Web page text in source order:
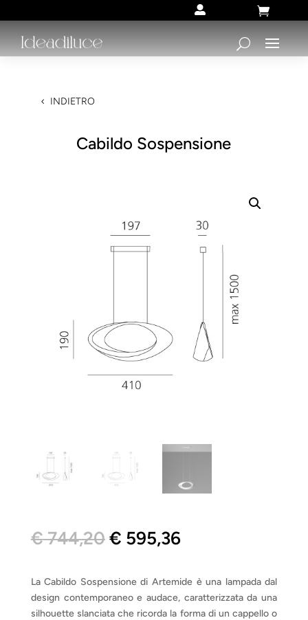
 
INDIETRO
Cabildo Sospensione
€744,20Il
prezzo
era:
€ 744,20.
€ 595,36Il
è:
€ 595,36.
La Cabildo Sospensione di Artemide è una lampada dal
design contemporaneo e audace, caratterizzata da una
silhouette slanciata che ricorda la forma di un cappello o